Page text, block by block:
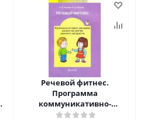
Речевой фитнес.
Программа
коммуникативно-
речевого развития детей